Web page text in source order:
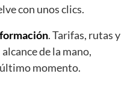
con unos clics.
. Tarifas, rutas y
de la mano,
momento.